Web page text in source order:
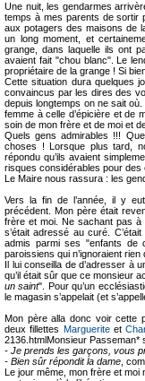
Une nuit, les gendarmes
temps à mes parents de sortir
aux potagers des maisons de
un long moment, et
grange, dans laquelle ils ont
avaient fait "chou blanc". Le
propriétaire de la grange ! Si
Cette situation dura quelques
convaincus par les dires des
depuis longtemps on ne sait
femme à celle d’épicière et de
soin de mon frère et de moi et
Quels gens admirables !!!
choses ! Lorsque plus tard,
répondu qu’ils avaient
risques considérables pour des
Le Maire nous rassura : les
Vers la fin de l’année, il y
précédent. Mon père était
frère et moi. Ne sachant pas à
s’était adressé au curé.
admis parmi ses "enfants de
paroissiens qui n’ignoraient rien
Il lui conseilla de d’adresser à
qu’il était sûr que ce monsieur
un saint". Pour qu’un
le magasin s’appelait (et
Mon père alla donc voir cette
deux fillettes Margueriteet
2136.htmlMonsieur Passeman*
- Je prends les garçons, vous
- Bien sûr répondit la dame,
Le jour même, mon frère et